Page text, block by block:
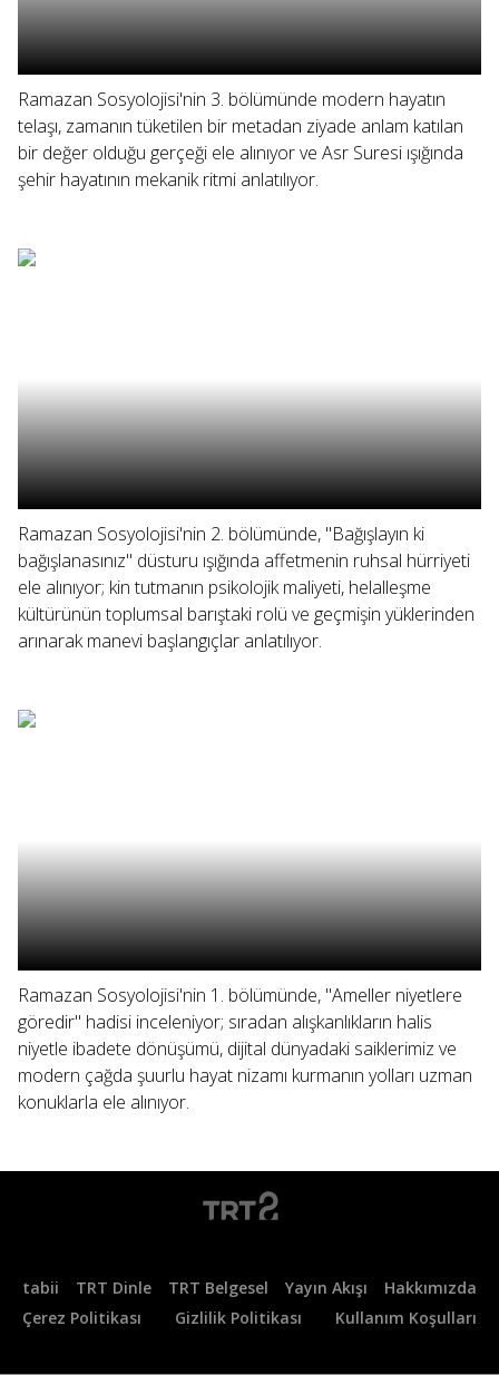
Ramazan Sosyolojisi'nin 3. bölümünde modern hayatın
telaşı, zamanın tüketilen bir metadan ziyade anlam katılan
bir değer olduğu gerçeği ele alınıyor ve Asr Suresi ışığında
şehir hayatının mekanik ritmi anlatılıyor.
Ramazan Sosyolojisi'nin 2. bölümünde, "Bağışlayın ki
bağışlanasınız" düsturu ışığında affetmenin ruhsal hürriyeti
ele alınıyor; kin tutmanın psikolojik maliyeti, helalleşme
kültürünün toplumsal barıştaki rolü ve geçmişin yüklerinden
arınarak manevi başlangıçlar anlatılıyor.
Ramazan Sosyolojisi'nin 1. bölümünde, "Ameller niyetlere
göredir" hadisi inceleniyor; sıradan alışkanlıkların halis
niyetle ibadete dönüşümü, dijital dünyadaki saiklerimiz ve
modern çağda şuurlu hayat nizamı kurmanın yolları uzman
konuklarla ele alınıyor.
tabii TRT Dinle TRT Belgesel Yayın Akışı
Hakkımızda
Çerez Politikası
Gizlilik Politikası Kullanım Koşulları